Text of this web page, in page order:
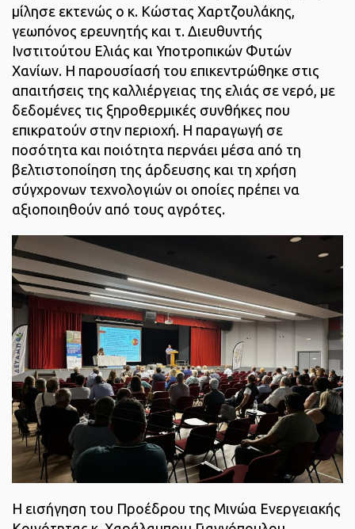
μίλησε εκτενώς ο κ. Κώστας Χαρτζουλάκης,
γεωπόνος ερευνητής και τ. Διευθυντής
Ινστιτούτου Ελιάς και Υποτροπικών Φυτών
Χανίων. Η παρουσίασή του επικεντρώθηκε στις
απαιτήσεις της καλλιέργειας της ελιάς σε νερό, με
δεδομένες τις ξηροθερμικές συνθήκες που
επικρατούν στην περιοχή. Η παραγωγή σε
ποσότητα και ποιότητα περνάει μέσα από τη
βελτιστοποίηση της άρδευσης και τη χρήση
σύγχρονων τεχνολογιών οι οποίες πρέπει να
αξιοποιηθούν από τους αγρότες.
Η εισήγηση του Προέδρου της Μινώα Ενεργειακής